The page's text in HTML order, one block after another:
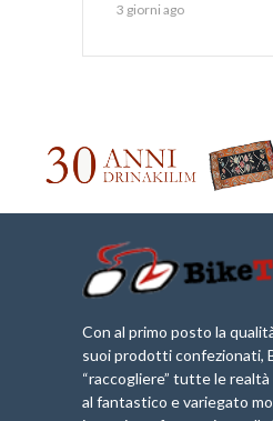
3 giorni ago
Con al primo posto la
suoi prodotti confezionati,
“raccogliere” tutte le
al fantastico e variegato